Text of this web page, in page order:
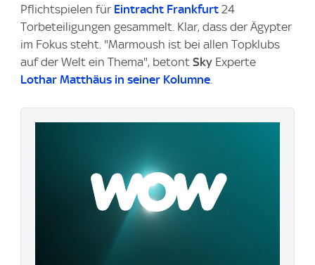
Pflichtspielen für Eintracht Frankfurt 24
Torbeteiligungen gesammelt. Klar, dass der Ägypter
im Fokus steht. "Marmoush ist bei allen Topklubs
auf der Welt ein Thema", betont Sky Experte
Lothar Matthäus in seiner Kolumne.